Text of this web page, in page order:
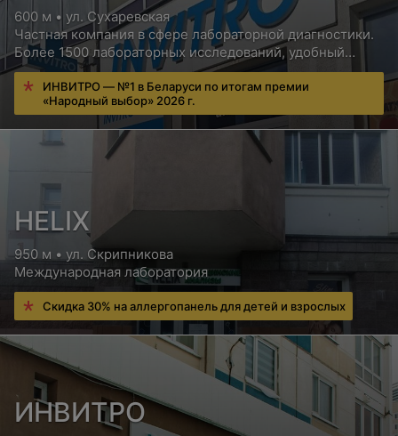
600 м • ул. Сухаревская
Частная компания в сфере лабораторной диагностики.
Более 1500 лабораторных исследований, удобный
сервис для пациентов, бесплатная консультация врача
ИНВИТРО — №1 в Беларуси по итогам премии
«Народный выбор» 2026 г.
HELIX
950 м • ул. Скрипникова
Международная лаборатория
Скидка 30% на аллергопанель для детей и взрослых
ИНВИТРО